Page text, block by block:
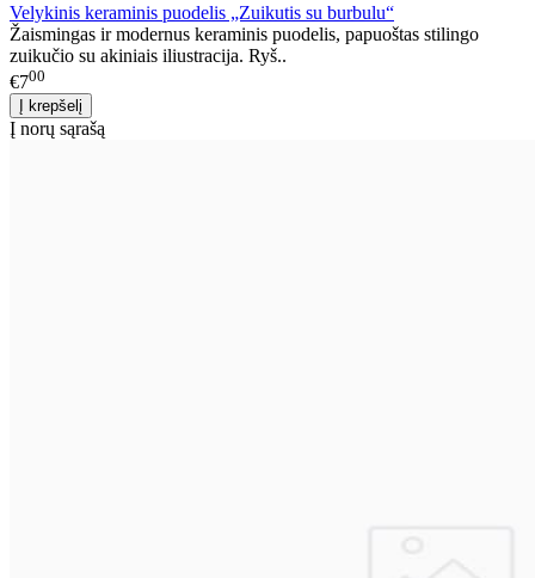
Velykinis keraminis puodelis „Zuikutis su burbulu“
Žaismingas ir modernus keraminis puodelis, papuoštas stilingo
zuikučio su akiniais iliustracija. Ryš..
€700
Į norų sąrašą